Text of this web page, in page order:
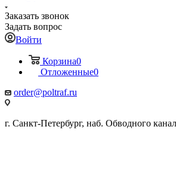
Заказать звонок
Задать вопрос
Войти
Корзина0
Отложенные0
order@poltraf.ru
г. Санкт-Петербург, наб. Обводного